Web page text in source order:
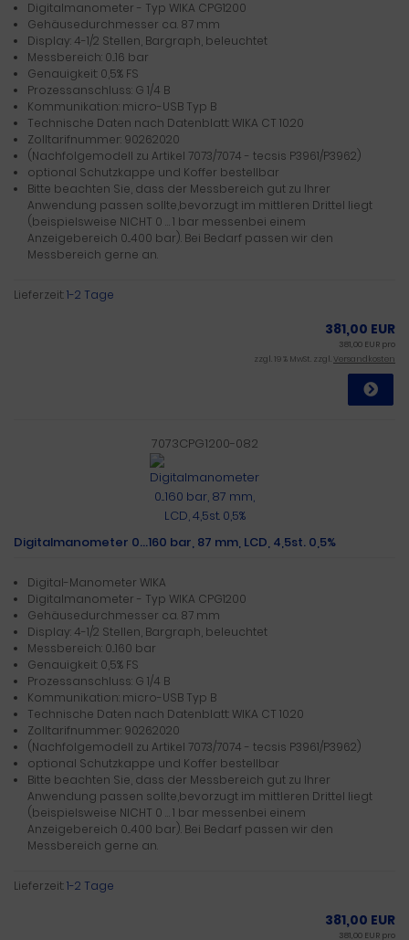
Digitalmanometer - Typ WIKA CPG1200
Gehäusedurchmesser ca. 87 mm
Display: 4-1/2 Stellen, Bargraph, beleuchtet
Messbereich: 0...16 bar
Genauigkeit: 0,5% FS
Prozessanschluss: G 1/4 B
Kommunikation: micro-USB Typ B
Technische Daten nach Datenblatt: WIKA CT 10.20
Zolltarifnummer: 90262020
(Nachfolgemodell zu Artikel 7073/7074 - tecsis P3961/P3962)
optional Schutzkappe und Koffer bestellbar
Bitte beachten Sie, dass der Messbereich gut zu Ihrer
Anwendung passen sollte,bevorzugt im mittleren Drittel liegt
(beispielsweise NICHT 0 … 1 bar messenbei einem
Anzeigebereich 0...400 bar). Bei Bedarf passen wir den
Messbereich gerne an.
Lieferzeit:1-2 Tage
381,00 EUR
381,00 EUR pro
zzgl. 19 % MwSt. zzgl.Versandkosten
7073CPG1200-082
Digitalmanometer 0...160 bar, 87 mm, LCD, 4,5st. 0,5%
Digital-Manometer WIKA
Digitalmanometer - Typ WIKA CPG1200
Gehäusedurchmesser ca. 87 mm
Display: 4-1/2 Stellen, Bargraph, beleuchtet
Messbereich: 0...160 bar
Genauigkeit: 0,5% FS
Prozessanschluss: G 1/4 B
Kommunikation: micro-USB Typ B
Technische Daten nach Datenblatt: WIKA CT 10.20
Zolltarifnummer: 90262020
(Nachfolgemodell zu Artikel 7073/7074 - tecsis P3961/P3962)
optional Schutzkappe und Koffer bestellbar
Bitte beachten Sie, dass der Messbereich gut zu Ihrer
Anwendung passen sollte,bevorzugt im mittleren Drittel liegt
(beispielsweise NICHT 0 … 1 bar messenbei einem
Anzeigebereich 0...400 bar). Bei Bedarf passen wir den
Messbereich gerne an.
Lieferzeit:1-2 Tage
381,00 EUR
381,00 EUR pro